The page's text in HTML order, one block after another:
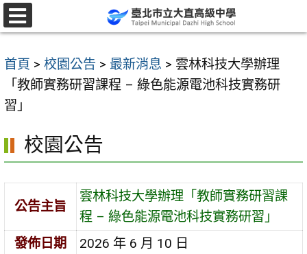
跳
至
要
容
首頁 > 校園公告 > 最新消息 > 雲林科技大學辦理
「教師實務研習課程 – 綠色能源電池科技實務研
習」
校園公告
公告主旨
雲林科技大學辦理「教師實務研習課
程 – 綠色能源電池科技實務研習」
發佈日期
2026 年 6 月 10 日
選
單